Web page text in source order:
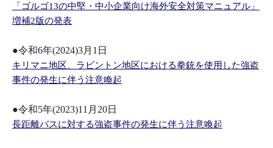
「ゴルゴ13の中堅・中小企業向け海外安全対策マニュアル」
増補2版の発表
●令和6年(2024)3月1日
キリマニ地区、ラビントン地区における拳銃を使用した強盗
事件の発生に伴う注意喚起
●令和5年(2023)11月20日
長距離バスに対する強盗事件の発生に伴う注意喚起